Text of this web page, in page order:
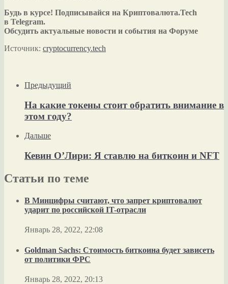
Будь в курсе! Подписывайся на Криптовалюта.Tech
в Telegram.
Обсудить актуальные новости и события на Форуме
Источник: cryptocurrency.tech
Предыдущий
На какие токены стоит обратить внимание в
этом году?
Дальше
Кевин О’Лири: Я ставлю на биткоин и NFT
Статьи по теме
В Минцифры считают, что запрет криптовалют
ударит по российской IT-отрасли
Январь 28, 2022, 22:08
Goldman Sachs: Стоимость биткоина будет зависеть
от политики ФРС
Январь 28, 2022, 20:13